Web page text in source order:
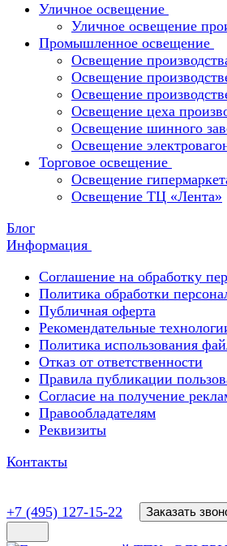
Уличное освещение
Уличное освещение
Промышленное освещение
Освещение
Освещение
Освещение
Освещение цеха
Освещение шинного
Освещение
Торговое освещение
Освещение
Освещение ТЦ «Лента»
Блог
Информация
Соглашение на обработку
Политика обработки
Публичная оферта
Рекомендательные
Политика использования
Отказ от ответственности
Правила публикации
Согласие на получение
Правообладателям
Реквизиты
Контакты
+7 (495) 127-15-22 Заказать